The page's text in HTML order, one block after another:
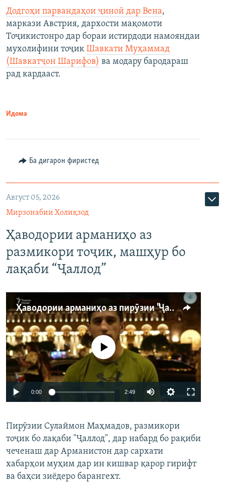
Додгоҳи парвандаҳои ҷиноӣ дар Вена,
маркази Австрия, дархости мақомоти
Тоҷикистонро дар бораи истирдоди намояндаи
мухолифини тоҷик Шавкати Муҳаммад
(Шавкатҷон Шарифов) ва модару бародараш
рад кардааст.
Идома
Ба дигарон фиристед
Август 05, 2026
Мирзонабии Холиқзод
Ҳаводории арманиҳо аз
размикори тоҷик, машҳур бо
лақаби “Ҷаллод”
Ҳаводории арманиҳо аз пирӯзии "Ҷаллод"-и тоҷик
Auto 240p 360p 480p
720p 1080p
Феълан кор намекунад
0:00 2:49
360p
480p
Пирӯзии Сулаймон Маҳмадов, размикори
тоҷик бо лақаби "Ҷаллод", дар набард бо рақиби
чеченаш дар Арманистон дар сархати
хабарҳои муҳим дар ин кишвар қарор гирифт
ва баҳси зиёдеро барангехт.